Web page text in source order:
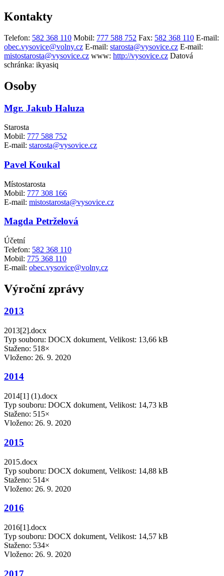
Kontakty
Telefon: 582 368 110 Mobil: 777 588 752 Fax: 582 368 110 E-mail:
obec.vysovice@volny.cz E-mail: starosta@vysovice.cz E-mail:
mistostarosta@vysovice.cz www: http://vysovice.cz Datová
schránka: ikyasiq
Osoby
Mgr. Jakub Haluza
Starosta
Mobil: 777 588 752
E-mail: starosta@vysovice.cz
Pavel Koukal
Místostarosta
Mobil: 777 308 166
E-mail: mistostarosta@vysovice.cz
Magda Petrželová
Účetní
Telefon: 582 368 110
Mobil: 775 368 110
E-mail: obec.vysovice@volny.cz
Výroční zprávy
2013
2013[2].docx
Typ souboru: DOCX dokument, Velikost: 13,66 kB
Staženo: 518×
Vloženo: 26. 9. 2020
2014
2014[1] (1).docx
Typ souboru: DOCX dokument, Velikost: 14,73 kB
Staženo: 515×
Vloženo: 26. 9. 2020
2015
2015.docx
Typ souboru: DOCX dokument, Velikost: 14,88 kB
Staženo: 514×
Vloženo: 26. 9. 2020
2016
2016[1].docx
Typ souboru: DOCX dokument, Velikost: 14,57 kB
Staženo: 534×
Vloženo: 26. 9. 2020
2017